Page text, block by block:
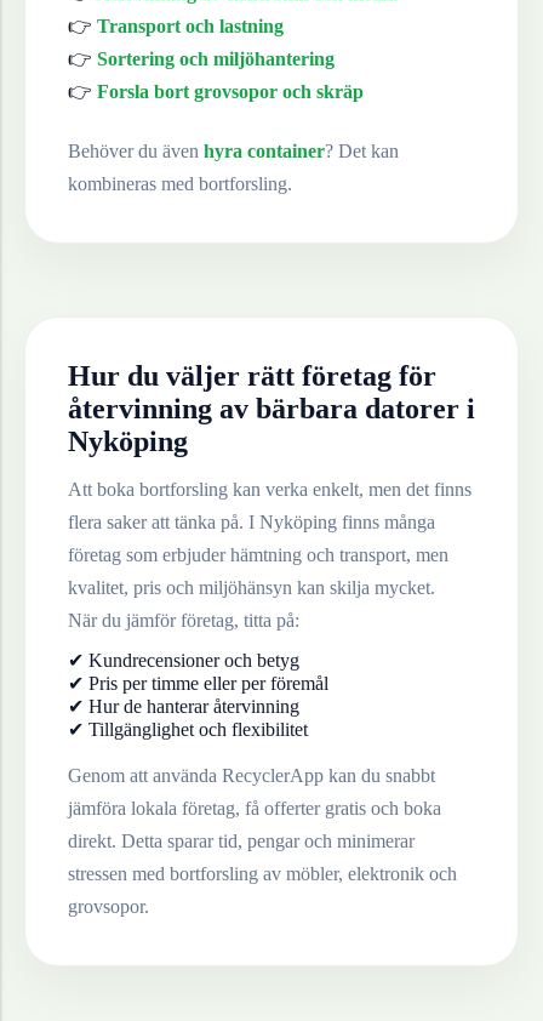
👉 Transport och lastning
👉 Sortering och miljöhantering
👉 Forsla bort grovsopor och skräp
Behöver du även hyra container? Det kan
kombineras med bortforsling.
Hur du väljer rätt företag för
återvinning av bärbara datorer i
Nyköping
Att boka bortforsling kan verka enkelt, men det finns
flera saker att tänka på. I Nyköping finns många
företag som erbjuder hämtning och transport, men
kvalitet, pris och miljöhänsyn kan skilja mycket.
När du jämför företag, titta på:
✔ Kundrecensioner och betyg
✔ Pris per timme eller per föremål
✔ Hur de hanterar återvinning
✔ Tillgänglighet och flexibilitet
Genom att använda RecyclerApp kan du snabbt
jämföra lokala företag, få offerter gratis och boka
direkt. Detta sparar tid, pengar och minimerar
stressen med bortforsling av möbler, elektronik och
grovsopor.